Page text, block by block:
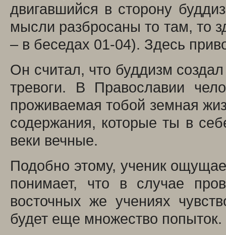
двигавшийся в сторону
мысли разбросаны то там, то
– в беседах 01-04). Здесь
Он считал, что буддизм
тревоги. В Православии
проживаемая тобой земная
содержания, которые ты в
веки вечные.
Подобно этому, ученик
понимает, что в случае
восточных же учениях
будет еще множество попыток.